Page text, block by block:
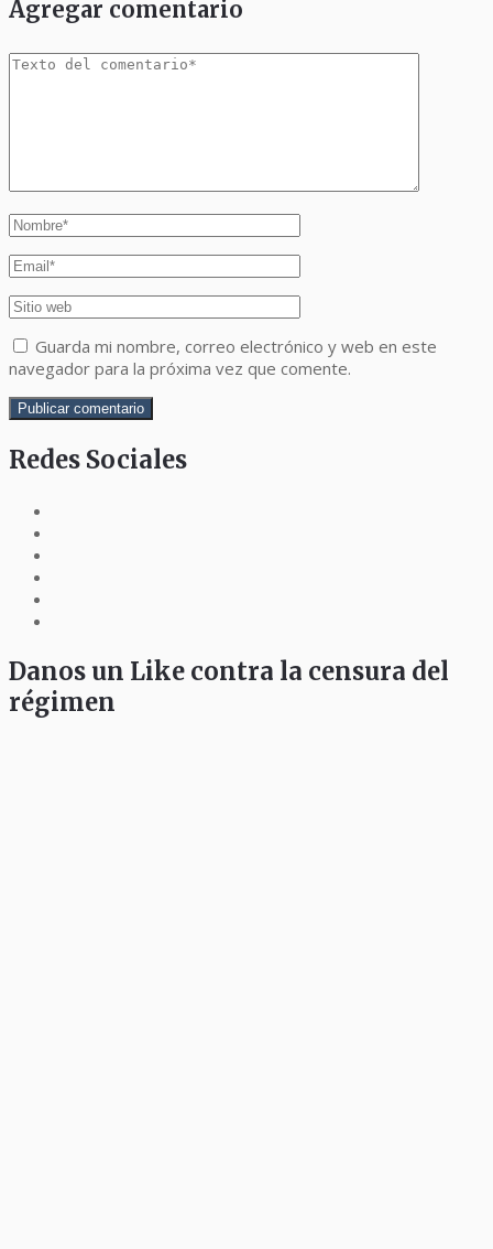
Agregar comentario
Guarda mi nombre, correo electrónico y web en este
navegador para la próxima vez que comente.
Redes Sociales
Danos un Like contra la censura del
régimen